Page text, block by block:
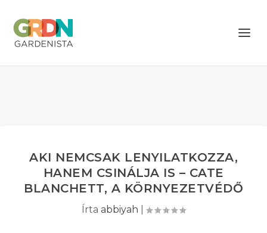
AKI NEMCSAK LENYILATKOZZA,
HANEM CSINÁLJA IS – CATE
BLANCHETT, A KÖRNYEZETVÉDŐ
Írta abbiyah